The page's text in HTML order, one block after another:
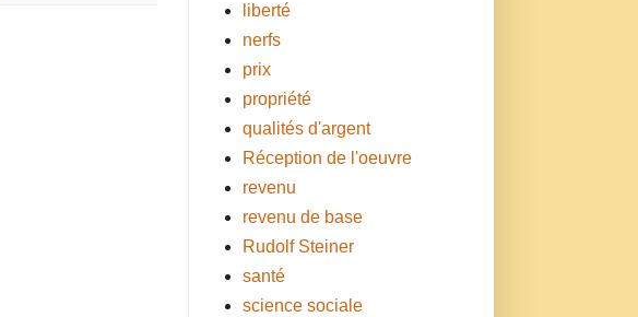
liberté
nerfs
prix
propriété
qualités d'argent
Réception de l'oeuvre
revenu
revenu de base
Rudolf Steiner
santé
science sociale